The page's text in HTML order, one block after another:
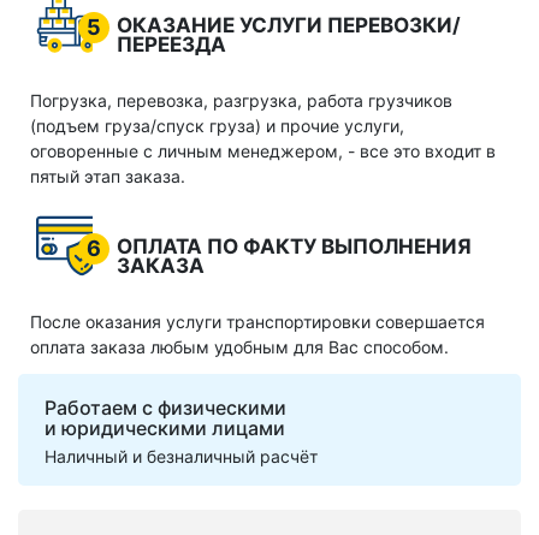
5
ОКАЗАНИЕ УСЛУГИ ПЕРЕВОЗКИ/
ПЕРЕЕЗДА
Погрузка, перевозка, разгрузка, работа грузчиков
(подъем груза/спуск груза) и прочие услуги,
оговоренные с личным менеджером, - все это входит в
пятый этап заказа.
6
ОПЛАТА ПО ФАКТУ ВЫПОЛНЕНИЯ
ЗАКАЗА
После оказания услуги транспортировки совершается
оплата заказа любым удобным для Вас способом.
Работаем с физическими
и юридическими лицами
Наличный и безналичный расчёт